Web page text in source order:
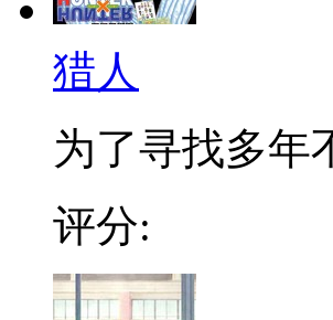
猎人
为了寻找多年
评分: